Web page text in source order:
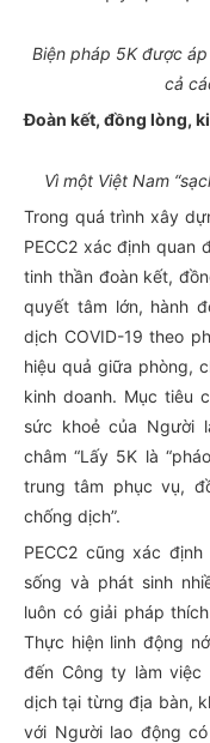
Biện pháp 5K được
cả
Đoàn kết, đồng lòng,
Vì một Việt Nam
Trong quá trình xây
PECC2 xác định quan
tinh thần đoàn kết,
quyết tâm lớn, hành
dịch COVID-19 theo
hiệu quả giữa phòng,
kinh doanh. Mục tiêu
sức khoẻ của Người
châm “Lấy 5K là
trung tâm phục vụ,
chống dịch”.
PECC2 cũng xác
sống và phát sinh
luôn có giải pháp
Thực hiện linh động
đến Công ty làm việc
dịch tại từng địa bàn,
với Người lao động